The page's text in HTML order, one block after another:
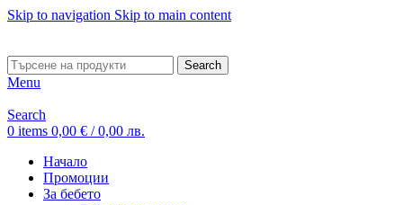
Skip to navigation Skip to main content
Search
Menu
Search
0 items 0,00 € / 0,00 лв.
Начало
Промоции
За бебето